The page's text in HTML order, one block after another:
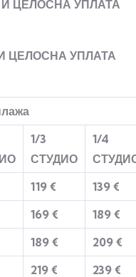
ЦЕЛОСНА УПЛАТА
ЦЕЛОСНА УПЛАТА
1/3
СТУДИО
1/4
119 € 139 €
169 €
189 €
189 € 209 €
219 € 239 €